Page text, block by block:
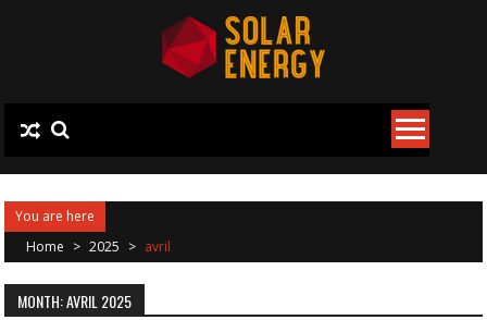
You are here
Home > 2025 > avril
MONTH: AVRIL 2025